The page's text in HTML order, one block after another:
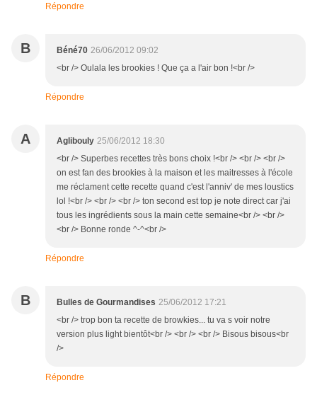
Répondre
B Béné70 26/06/2012 09:02
<br /> Oulala les brookies ! Que ça a l'air bon !<br />
Répondre
A Aglibouly 25/06/2012 18:30
<br /> Superbes recettes très bons choix !<br /> <br /> <br />
on est fan des brookies à la maison et les maitresses à l'école
me réclament cette recette quand c'est l'anniv' de mes loustics
lol !<br /> <br /> <br /> ton second est top je note direct car j'ai
tous les ingrédients sous la main cette semaine<br /> <br />
<br /> Bonne ronde ^-^<br />
Répondre
B Bulles de Gourmandises 25/06/2012 17:21
<br /> trop bon ta recette de browkies... tu va s voir notre
version plus light bientôt<br /> <br /> <br /> Bisous bisous<br
/>
Répondre